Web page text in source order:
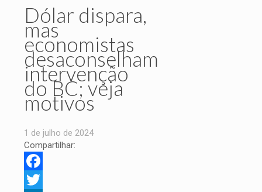
Dólar dispara,
mas
economistas
desaconselham
intervenção
do BC; veja
motivos
1 de julho de 2024
Compartilhar:
Facebook